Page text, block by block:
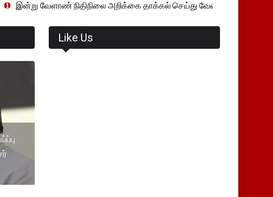
நிதிநிலை அறிக்கை தாக்கல் செய்து வேளாண் துறை அமைச்சர் வினோத்
Like Us